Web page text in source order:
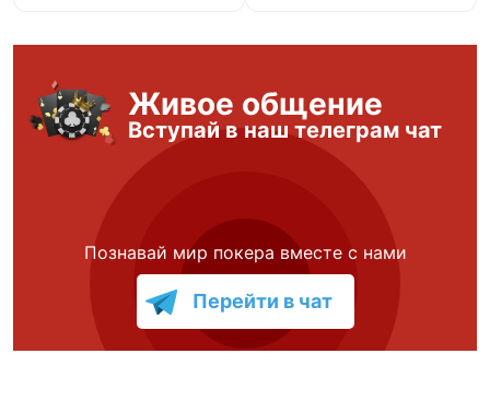
Живое общение
Вступай в наш телеграм чат
Познавай мир покера вместе с нами
Перейти в чат